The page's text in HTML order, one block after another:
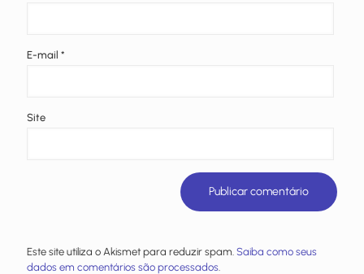
E-mail *
Site
Este site utiliza o Akismet para reduzir spam. Saiba como seus
dados em comentários são processados